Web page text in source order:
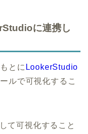
に連携し
とに LookerStudio
ルで可視化するこ
て可視化すること